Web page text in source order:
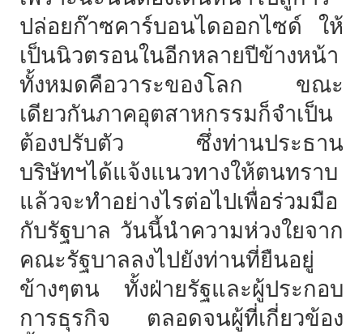
ปล่อยก๊าซคาร์บอนไดออกไซด์ ให้
เป็นนิวตรอนในอีกหลายปีข้างหน้า
ทั้งหมดคือวาระของโลก ขณะ
เดียวกันภาคอุตสาหกรรมก็จำเป็น
ต้องปรับตัว ซึ่งท่านประธาน
บริษัทฯได้แจ้งแนวทางให้ตนทราบ
แล้วจะทำอย่างไรต่อไปเพื่อร่วมมือ
กับรัฐบาล วันนี้นำความห่วงใยจาก
คณะรัฐบาลลงไปยังท่านที่ยืนอยู่
ข้างๆตน ทั้งฝ่ายรัฐและผู้ประกอบ
การธุรกิจ ตลอดจนผู้ที่เกี่ยวข้อง